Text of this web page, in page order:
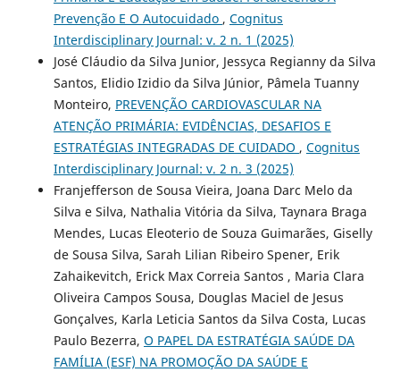
Prevenção E O Autocuidado , Cognitus
Interdisciplinary Journal: v. 2 n. 1 (2025)
José Cláudio da Silva Junior, Jessyca Regianny da Silva
Santos, Elidio Izidio da Silva Júnior, Pâmela Tuanny
Monteiro, PREVENÇÃO CARDIOVASCULAR NA
ATENÇÃO PRIMÁRIA: EVIDÊNCIAS, DESAFIOS E
ESTRATÉGIAS INTEGRADAS DE CUIDADO , Cognitus
Interdisciplinary Journal: v. 2 n. 3 (2025)
Franjefferson de Sousa Vieira, Joana Darc Melo da
Silva e Silva, Nathalia Vitória da Silva, Taynara Braga
Mendes, Lucas Eleoterio de Souza Guimarães, Giselly
de Sousa Silva, Sarah Lilian Ribeiro Spener, Erik
Zahaikevitch, Erick Max Correia Santos , Maria Clara
Oliveira Campos Sousa, Douglas Maciel de Jesus
Gonçalves, Karla Leticia Santos da Silva Costa, Lucas
Paulo Bezerra, O PAPEL DA ESTRATÉGIA SAÚDE DA
FAMÍLIA (ESF) NA PROMOÇÃO DA SAÚDE E